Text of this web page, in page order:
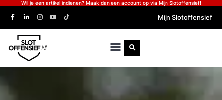
Wil je een artikel indienen? Maak dan een account op via Mijn Slotoffensief!
Mijn Slotoffensief